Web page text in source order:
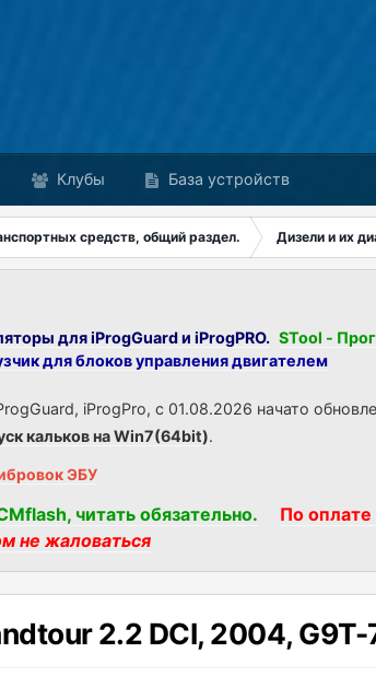
Клубы База устройств
средств, общий раздел. Дизели и их
для iProgGuard и iProgPRO. STool -
для блоков управления двигателем
iProgPro, с 01.08.2026 начато
кальков на Win7(64bit).
ЭБУ
читать обязательно. По оплате
не жаловаться
2.2 DCI, 2004,